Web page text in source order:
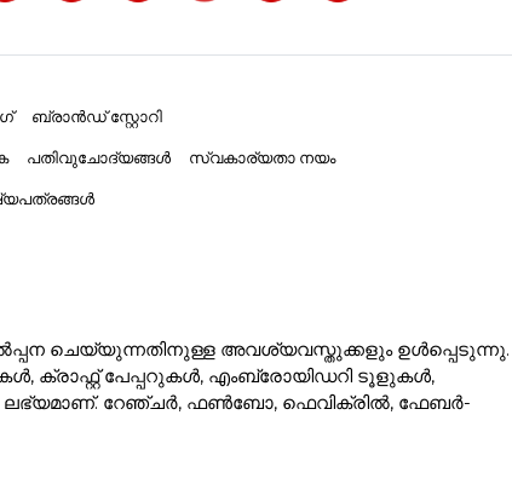
ബ്രാൻഡ് സ്റ്റോറി
പതിവുചോദ്യങ്ങൾ സ്വകാര്യതാ നയം
ചെയ്യുന്നതിനുള്ള അവശ്യവസ്തുക്കളും ഉൾപ്പെടുന്നു.
ക്രാഫ്റ്റ് പേപ്പറുകൾ, എംബ്രോയിഡറി ടൂളുകൾ,
ലഭ്യമാണ്. റേഞ്ചർ, ഫൺബോ, ഫെവിക്രിൽ, ഫേബർ-